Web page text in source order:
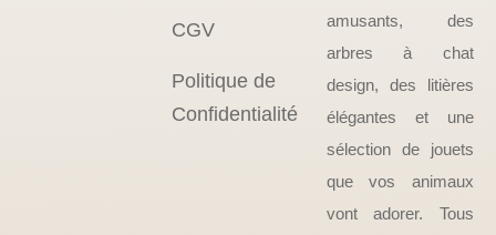
CGV
Politique de
Confidentialité
amusants, des
arbres à chat
design, des litières
élégantes et une
sélection de jouets
que vos animaux
vont adorer. Tous